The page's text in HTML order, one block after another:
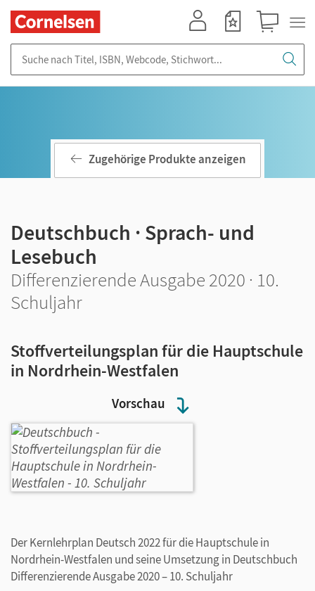
Vorschau
Zugehörige Produkte anzeigen
Deutschbuch · Sprach- und
Lesebuch
Differenzierende Ausgabe 2020 · 10.
Schuljahr
Stoffverteilungsplan für die Hauptschule
in Nordrhein-Westfalen
Der Kernlehrplan Deutsch 2022 für die Hauptschule in
Nordrhein-Westfalen und seine Umsetzung in Deutschbuch
Differenzierende Ausgabe 2020 – 10. Schuljahr